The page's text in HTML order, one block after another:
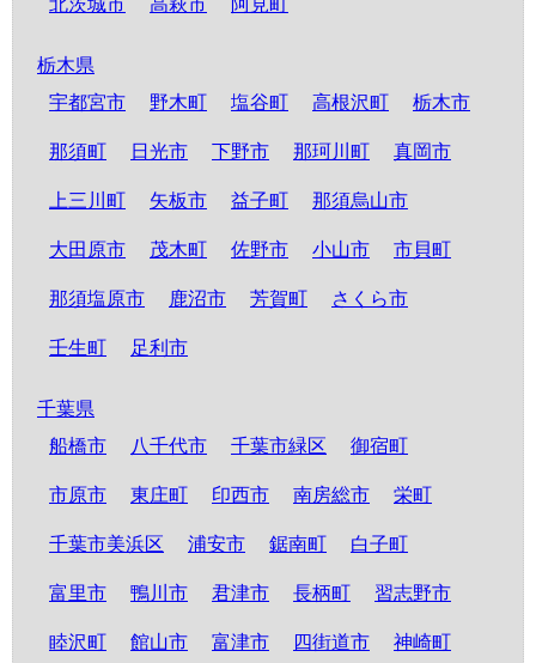
北茨城市 高萩市 阿見町
栃木県
宇都宮市
野木町 塩谷町 高根沢町 栃木市
那須町 日光市 下野市 那珂川町 真岡市
上三川町 矢板市 益子町 那須烏山市
大田原市 茂木町 佐野市 小山市 市貝町
那須塩原市 鹿沼市 芳賀町 さくら市
壬生町 足利市
千葉県
船橋市
八千代市 千葉市緑区 御宿町
市原市 東庄町 印西市 南房総市 栄町
千葉市美浜区 浦安市 鋸南町 白子町
富里市 鴨川市 君津市 長柄町 習志野市
睦沢町 館山市 富津市 四街道市 神崎町